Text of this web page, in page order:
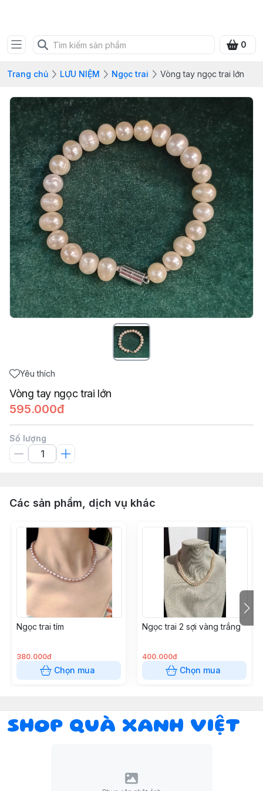
0
Trang chủ LƯU NIỆM Ngọc trai Vòng tay ngọc trai lớn
Yêu thích
Vòng tay ngọc trai lớn
595.000đ
Số lượng
Các sản phẩm, dịch vụ khác
Ngọc trai tím
380.000đ
Chọn mua
Ngọc trai 2 sợi vàng trắng
400.000đ
Chọn mua
SHOP QUÀ XANH VIỆT